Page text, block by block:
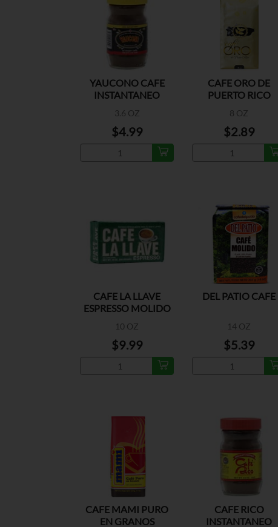
YAUCONO CAFE
INSTANTANEO
3.6 OZ
$4.99
CAFE ORO DE
PUERTO RICO
8 OZ
$2.89
CAFE LA LLAVE
ESPRESSO MOLIDO
10 OZ
$9.99
DEL PATIO CAFE
14 OZ
$5.39
CAFE MAMI PURO
EN GRANOS
CAFE RICO
INSTANTANEO